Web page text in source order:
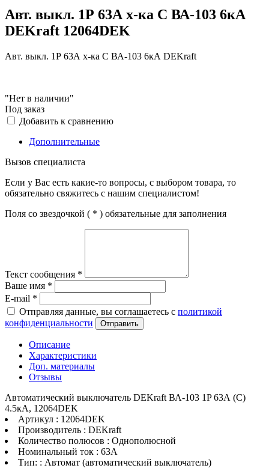
Авт. выкл. 1Р 63А х-ка C ВА-103 6кА
DEKraft 12064DEK
Авт. выкл. 1Р 63А х-ка C ВА-103 6кА DEKraft
"Нет в наличии"
Под заказ
Добавить к сравнению
Дополнительные
Вызов специалиста
Если у Вас есть какие-то вопросы, с выбором товара, то
обязательно свяжитесь с нашим специалистом!
Поля со звездочкой ( * ) обязательные для заполнения
Текст сообщения *
Ваше имя *
E-mail *
Отправляя данные, вы соглашаетесь с политикой
конфиденциальности
Отправить
Описание
Характеристики
Доп. материалы
Отзывы
Автоматический выключатель DEKraft ВА-103 1P 63А (C)
4.5кА, 12064DEK
Артикул : 12064DEK
Производитель : DEKraft
Количество полюсов : Однополюсной
Номинальный ток : 63A
Тип: : Автомат (автоматический выключатель)